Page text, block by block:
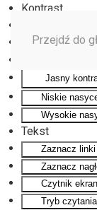
Kontrast
Jasny
Niskie
Wysokie
Tekst
Zaznacz linki
Zaznacz
Czytnik
Tryb czytania
Przejdź do